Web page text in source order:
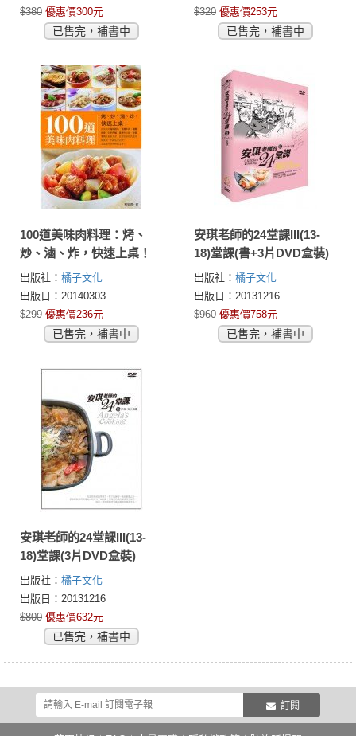
$380 優惠價300元
已售完，補書中
$320 優惠價253元
已售完，補書中
100道美味肉料理：烤、
炒、滷、炸，快速上桌！
出版社： 橘子文化
出版日：20140303
$299 優惠價236元
已售完，補書中
安琪老師的24堂課III(13-
18)堂課(書+3片DVD盒裝)
出版社： 橘子文化
出版日：20131216
$960 優惠價758元
已售完，補書中
安琪老師的24堂課III(13-
18)堂課(3片DVD盒裝)
出版社： 橘子文化
出版日：20131216
$800 優惠價632元
已售完，補書中
訂閱